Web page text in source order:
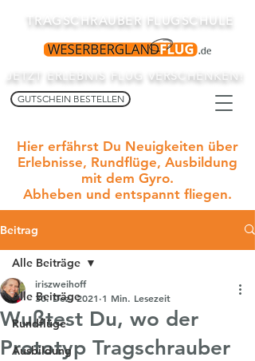
JETZT ERLEBNIS FLUG VERSCHENKEN!
GUTSCHEIN BESTELLEN
TRAGSCHRAUBER FLUGSCHULE
Hier erfährst Du Neuigkeiten über
Erlebnisse, Rundflüge, Ausbildung
mit dem Gyro.
Abheben und entspannt fliegen.
Beitrag
Alle Beiträge
Rundflüge
Ausbildung
Alle Beiträge
Wußtest Du, wo der
Prototyp Tragschrauber
iriszweihoff
30. Dez. 2021 1 Min. Lesezeit